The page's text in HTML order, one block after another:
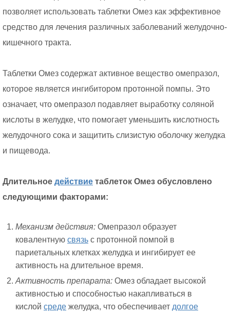
позволяет использовать таблетки Омез как эффективное
средство для лечения различных заболеваний желудочно-
кишечного тракта.
Таблетки Омез содержат активное вещество омепразол,
которое является ингибитором протонной помпы. Это
означает, что омепразол подавляет выработку соляной
кислоты в желудке, что помогает уменьшить кислотность
желудочного сока и защитить слизистую оболочку желудка
и пищевода.
Длительное действие таблеток Омез обусловлено
следующими факторами:
Механизм действия: Омепразол образует
ковалентную связь с протонной помпой в
париетальных клетках желудка и ингибирует ее
активность на длительное время.
Активность препарата: Омез обладает высокой
активностью и способностью накапливаться в
кислой среде желудка, что обеспечивает долгое